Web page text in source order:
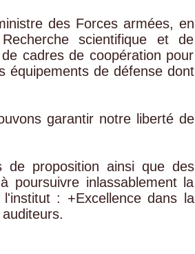
des Forces armées, en
scientifique et de
cadres de coopération pour
équipements de défense dont
garantir notre liberté de
proposition ainsi que des
poursuivre inlassablement la
: +Excellence dans la